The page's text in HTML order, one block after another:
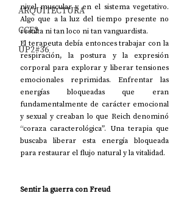
ARQUITECTURA
CCF2
UP2#36
nivel muscular y en el sistema vegetativo.
Algo que a la luz del tiempo presente no
resulta ni tan loco ni tan vanguardista.
El terapeuta debía entonces trabajar con la
respiración, la postura y la expresión
corporal para explorar y liberar tensiones
emocionales reprimidas. Enfrentar las
energías bloqueadas que eran
fundamentalmente de carácter emocional
y sexual y creaban lo que Reich denominó
“coraza caracterológica”. Una terapia que
buscaba liberar esta energía bloqueada
para restaurar el flujo natural y la vitalidad.
Sentir la guerra con Freud